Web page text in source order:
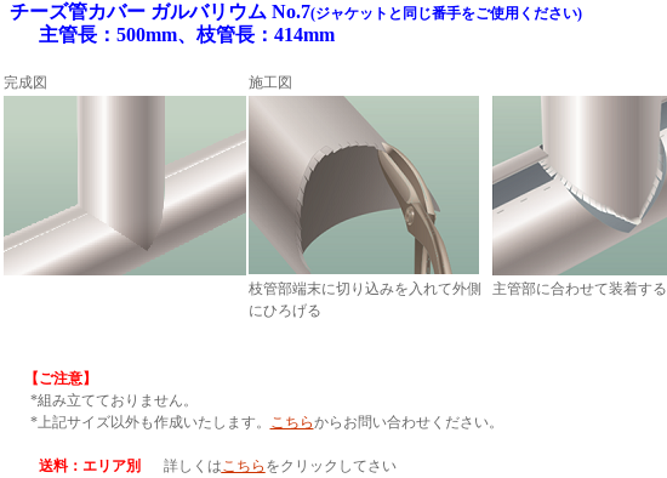
チーズ管カバー ガルバリウム No.7(ジャケットと同じ番手をご使用ください)
主管長：500mm、枝管長：414mm
完成図 施工図
枝管部端末に切り込みを入れて外側
にひろげる
主管部に合わせて装着する
【ご注意】
*組み立てておりません。
*上記サイズ以外も作成いたします。
こちらからお問い合わせください。
送料：エリア別 詳しくはこちら をクリックしてさい